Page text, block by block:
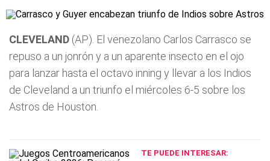
CLEVELAND (AP). El venezolano Carlos Carrasco se
repuso a un jonrón y a un aparente insecto en el ojo
para lanzar hasta el octavo inning y llevar a los Indios
de Cleveland a un triunfo el miércoles 6-5 sobre los
Astros de Houston.
TE PUEDE INTERESAR: